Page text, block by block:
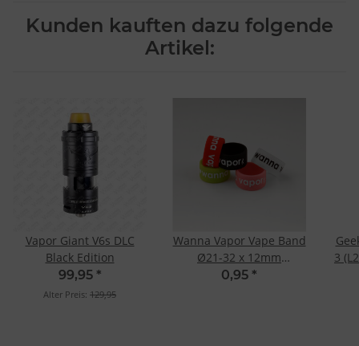
Kunden kauften dazu folgende
Artikel:
Vapor Giant V6s DLC
Black Edition
99,95 *
Alter Preis: 129,95
Wanna Vapor Vape Band
Ø21-32 x 12mm
Transparent
0,95 *
3